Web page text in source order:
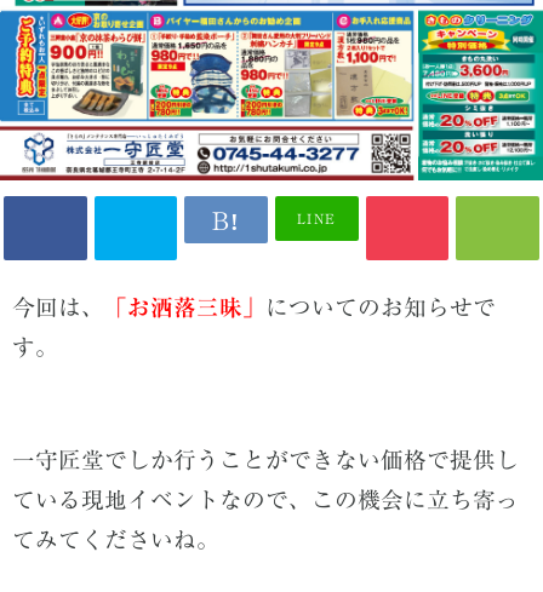
LINE
今回は、 「お洒落三昧」
についてのお知らせで
す。
一守匠堂でしか行うことができない価格で提供し
ている現地イベントなので、この機会に立ち寄っ
てみてくださいね。